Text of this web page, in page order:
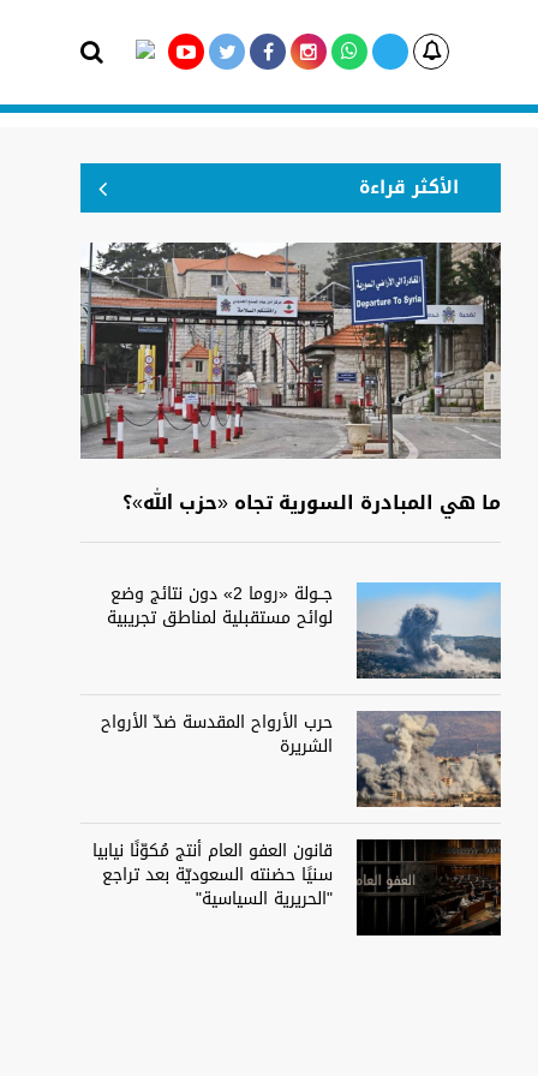
الأكثر قراءة
ما هي المبادرة السورية تجاه «حزب الله»؟
جــولة «روما 2» دون نتائج وضع
لوائح مستقبلية لمناطق تجريبية
حرب الأرواح المقدسة ضدّ الأرواح
الشريرة
قانون العفو العام أنتج مُكوّنًا نيابيا
سنيًا حضنته السعوديّة بعد تراجع
"الحريرية السياسية"